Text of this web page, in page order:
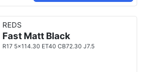
REDS
Fast Matt Black
R17 5x114.30 ET40 CB72.30 J7.5